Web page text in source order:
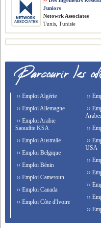
Juniors
Netowrk Associates
Tunis, Tunisie
›› Emploi Algérie
›› Emploi Allemagne
›› Emploi Arabie
Saoudite KSA
›› Emploi Australie
›› Emploi Belgique
›› Emploi Bénin
›› Emploi Cameroun
›› Emploi Canada
›› Emploi Côte d'Ivoire
››
››
››
››
USA
››
››
››
››
››